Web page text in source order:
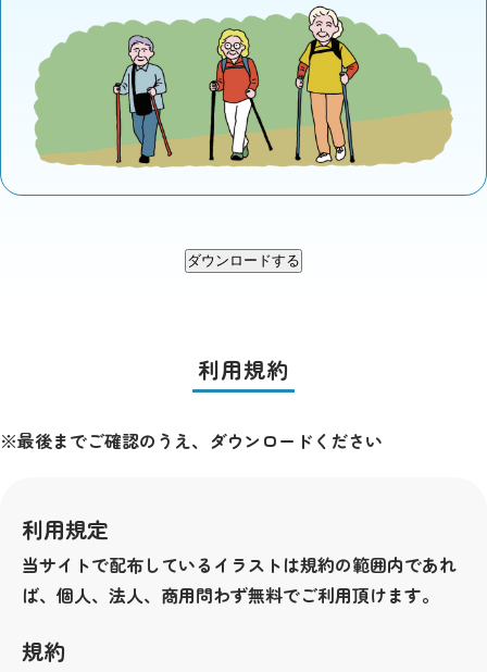
ダウンロードする
利用規約
※最後までご確認のうえ、ダウンロードください
利用規定
当サイトで配布しているイラストは規約の範囲内であれ
ば、個人、法人、商用問わず無料でご利用頂けます。
規約